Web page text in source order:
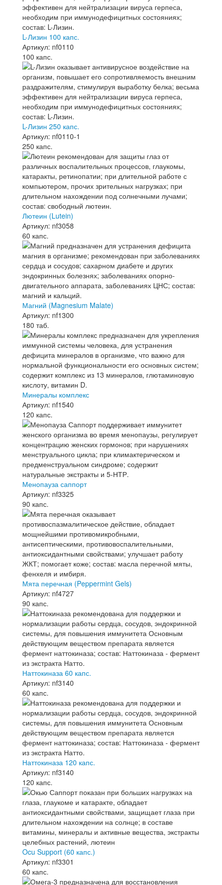
L-Лизин 100 капс.
Артикул: nf0110
100 капс.
L-Лизин 250 капс.
Артикул: nf0110-1
250 капс.
Лютеин (Lutein)
Артикул: nf3058
60 капс.
Магний (Magnesium Malate)
Артикул: nf1300
180 таб.
Минералы комплекс
Артикул: nf1540
120 капс.
Менопауза саппорт
Артикул: nf3325
90 капс.
Мята перечная (Peppermint Gels)
Артикул: nf4727
90 капс.
Наттокиназа 60 капс.
Артикул: nf3140
60 капс.
Наттокиназа 120 капс.
Артикул: nf3140
120 капс.
Ocu Support (60 капс.)
Артикул: nf3301
60 капс.